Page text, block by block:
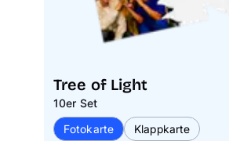
Tree of Light
10er Set
Fotokarte
Klappkarte